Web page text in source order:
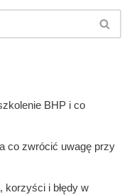
BHP i co
co zwrócić uwagę przy
korzyści i błędy w